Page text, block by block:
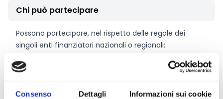
Consenso Dettagli Informazioni sui cookie
Chi può partecipare
Possono partecipare, nel rispetto delle regole dei
singoli enti finanziatori nazionali o regionali:
enti e organismi di ricerca pubblici o privati
organizzazioni non profit
imprese private